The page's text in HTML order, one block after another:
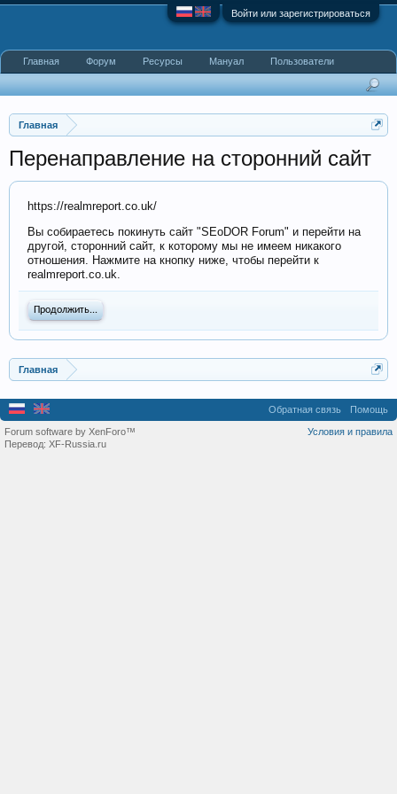
Войти или зарегистрироваться
Главная
Перенаправление на сторонний сайт
https://realmreport.co.uk/
Вы собираетесь покинуть сайт "SEoDOR Forum" и перейти на
другой, сторонний сайт, к которому мы не имеем никакого
отношения. Нажмите на кнопку ниже, чтобы перейти к
realmreport.co.uk.
Продолжить...
Главная
Главная Форум Ресурсы Мануал Пользователи
Обратная связь Помощь
Условия и правила
Forum software by XenForo™
Перевод: XF-Russia.ru